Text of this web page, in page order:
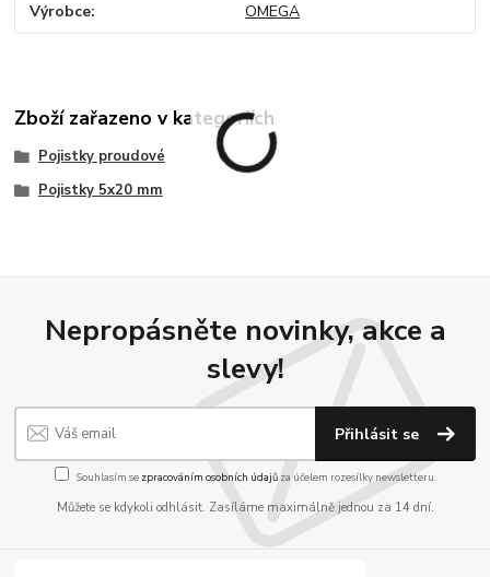
Výrobce OMEGA
Zboží zařazeno v kategoriích
Pojistky proudové
Pojistky 5x20 mm
Nepropásněte novinky, akce a
slevy!
Přihlásit se
Souhlasím se zpracováním osobních údajůza účelem rozesílky newsletteru.
Můžete se kdykoli odhlásit. Zasíláme maximálně jednou za 14 dní.